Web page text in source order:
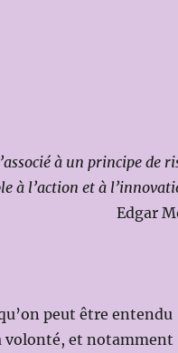
à un principe de
à l’action et à
Edgar
peut être entendu
volonté, et notamment